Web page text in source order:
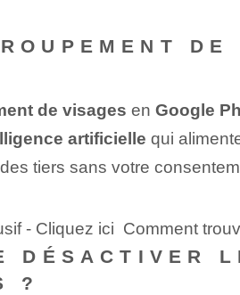
de visages en Google
artificielle⁢ qui
tiers sans votre
- Cliquez ici Comment
DÉSACTIVER
?